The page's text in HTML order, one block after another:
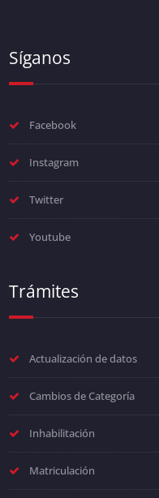
Síganos
Facebook
Instagram
Twitter
Youtube
Trámites
Actualización de datos
Cambios de Categoría
Inhabilitación
Matriculación